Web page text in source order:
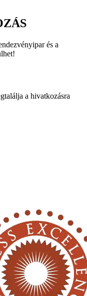
és a
a hivatkozásra